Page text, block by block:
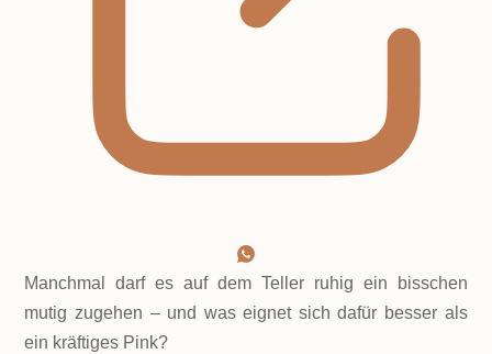
Manchmal darf es auf dem Teller ruhig ein bisschen
mutig zugehen – und was eignet sich dafür besser als
ein kräftiges Pink?